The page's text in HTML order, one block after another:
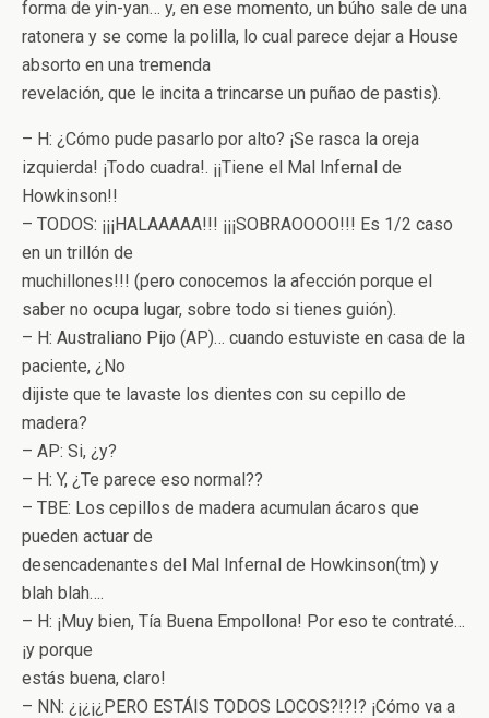
forma de yin-yan… y, en ese momento, un búho sale de una
ratonera y se come la polilla, lo cual parece dejar a House
absorto en una tremenda
revelación, que le incita a trincarse un puñao de pastis).
– H: ¿Cómo pude pasarlo por alto? ¡Se rasca la oreja
izquierda! ¡Todo cuadra!. ¡¡Tiene el Mal Infernal de
Howkinson!!
– TODOS: ¡¡¡HALAAAAA!!! ¡¡¡SOBRAOOOO!!! Es 1/2 caso
en un trillón de
muchillones!!! (pero conocemos la afección porque el
saber no ocupa lugar, sobre todo si tienes guión).
– H: Australiano Pijo (AP)… cuando estuviste en casa de la
paciente, ¿No
dijiste que te lavaste los dientes con su cepillo de
madera?
– AP: Si, ¿y?
– H: Y, ¿Te parece eso normal??
– TBE: Los cepillos de madera acumulan ácaros que
pueden actuar de
desencadenantes del Mal Infernal de Howkinson(tm) y
blah blah….
– H: ¡Muy bien, Tía Buena Empollona! Por eso te contraté…
¡y porque
estás buena, claro!
– NN: ¿¡¿¡¿PERO ESTÁIS TODOS LOCOS?!?!? ¡Cómo va a